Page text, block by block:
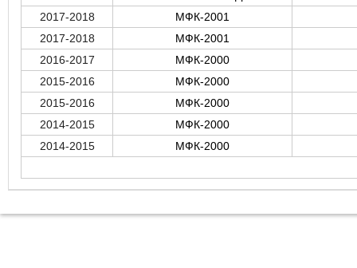
2017-2018
МФК-2001
2017-2018
МФК-2001
2016-2017
МФК-2000
2015-2016
МФК-2000
2015-2016
МФК-2000
2014-2015
МФК-2000
2014-2015
МФК-2000